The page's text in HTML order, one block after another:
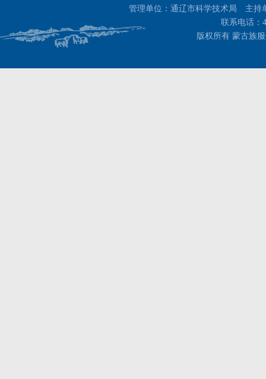
管理单位：通辽市科学技术局 主持
联系电话：
版权所有 蒙古族